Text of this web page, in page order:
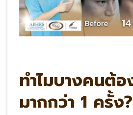
ทำไมบางคนต้
มากกว่า 1 ครั้ง?